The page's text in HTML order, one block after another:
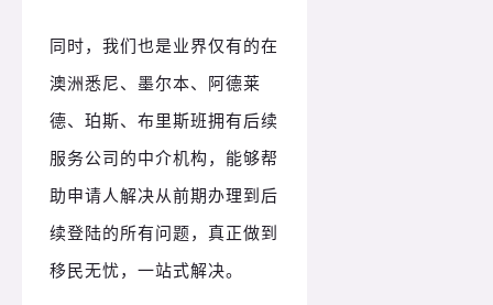
同时，我们也是业界仅有的在
澳洲悉尼、墨尔本、阿德莱
德、珀斯、布里斯班拥有后续
服务公司的中介机构，能够帮
助申请人解决从前期办理到后
续登陆的所有问题，真正做到
移民无忧，一站式解决。